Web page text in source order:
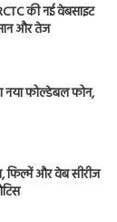
की नई वेबसाइट
और तेज
नया फोल्डेबल फोन,
फिल्में और वेब सीरीज